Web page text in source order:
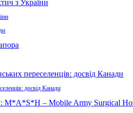
досвід Канади